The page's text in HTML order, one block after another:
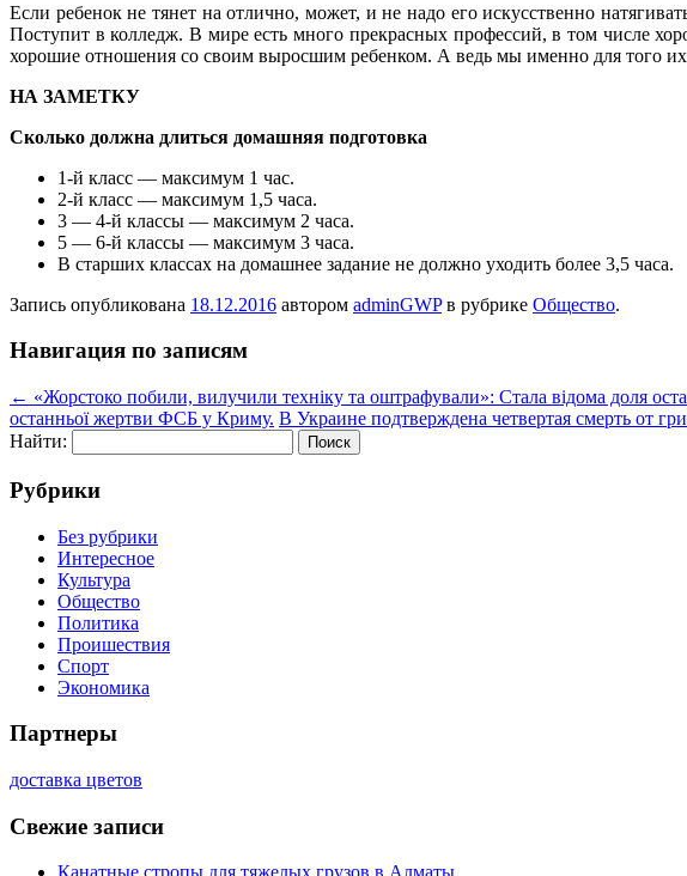
Если ребенок не тянет на отлично, может, и не надо его искусственно
Поступит в колледж. В мире есть много прекрасных профессий, в том числе
хорошие отношения со своим выросшим ребенком. А ведь мы именно для того
НА ЗАМЕТКУ
Сколько должна длиться домашняя подготовка
1-й класс — максимум 1 час.
2-й класс — максимум 1,5 часа.
3 — 4-й классы — максимум 2 часа.
5 — 6-й классы — максимум 3 часа.
В старших классах на домашнее задание не должно уходить более 3,5 часа.
Запись опубликована 18.12.2016 автором adminGWPв рубрике Общество.
Навигация по записям
← «Жорстоко побили, вилучили техніку та оштрафували»: Стала відома
останньої жертви ФСБ у Криму. В Украине подтверждена четвертая смерть от
Найти:
Рубрики
Без рубрики
Интересное
Культура
Общество
Политика
Проишествия
Спорт
Экономика
Партнеры
доставка цветов
Свежие записи